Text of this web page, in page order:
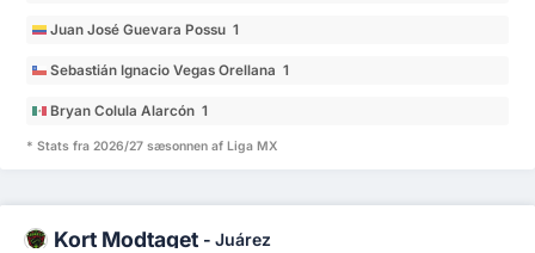
Juan José Guevara Possu 1
Sebastián Ignacio Vegas Orellana 1
Bryan Colula Alarcón 1
* Stats fra 2026/27 sæsonnen af Liga MX
Kort Modtaget - Juárez